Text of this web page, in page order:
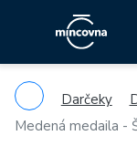
Darčeky
Medená medaila -